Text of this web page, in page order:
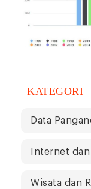
KATEGORI
Data
Internet
Wisata dan